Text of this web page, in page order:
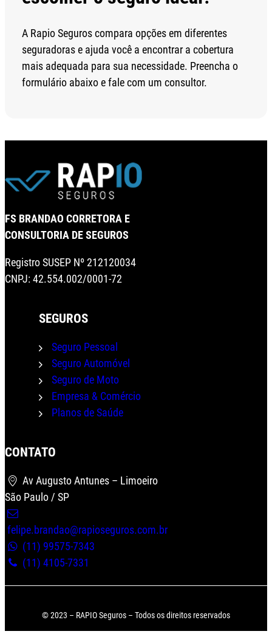
A Rapio Seguros compara opções em diferentes
seguradoras e ajuda você a encontrar a cobertura
mais adequada para sua necessidade. Preencha o
formulário abaixo e fale com um consultor.
FS BRANDAO CORRETORA E
CONSULTORIA DE SEGUROS
Registro SUSEP Nº 212120034
CNPJ: 42.554.002/0001-72
SEGUROS
Seguro Pessoal
Seguro Automóvel
Seguro de Moto
Empresa & Comércio
Planos de Saúde
CONTATO
Av Augusto Antunes – Limoeiro
São Paulo / SP
felipe.brandao@rapioseguros.com.br
(11) 99575-7343
(11) 4105-7331
© 2023 – RAPIO Seguros – Todos os direitos reservados